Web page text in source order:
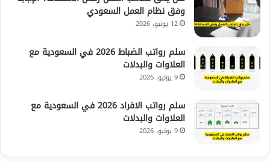
وفق نظام العمل السعودي
12 يونيو، 2026
سلم رواتب الضباط 2026 في السعودية مع
العلاوات والبدلات
9 يونيو، 2026
سلم رواتب الافراد 2026 في السعودية مع
العلاوات والبدلات
9 يونيو، 2026